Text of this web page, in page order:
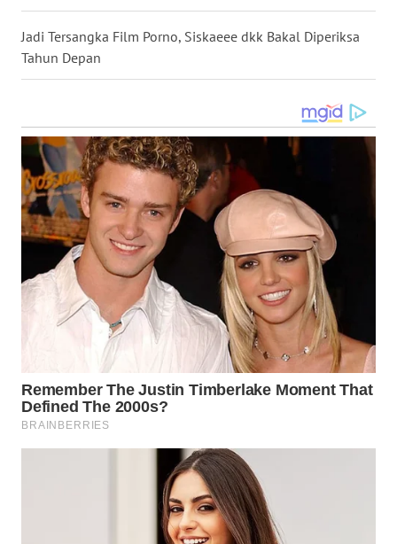
Jadi Tersangka Film Porno, Siskaeee dkk Bakal Diperiksa
Tahun Depan
KALTIM
WN
GORONTALO
WN
SULUT
WN
MALUKU
MALUT
WN